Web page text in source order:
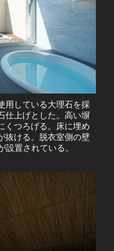
用している大理石を採
仕上げとした。高い塀
くつろげる。床に埋め
抜ける。脱衣室側の壁
設置されている。